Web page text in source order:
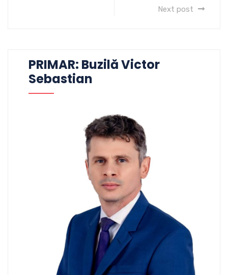
Next post
PRIMAR: Buzilă Victor
Sebastian